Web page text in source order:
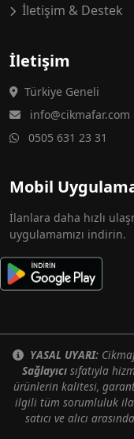
İletişim & Destek
İletişim
Türkiye Geneli
info@cikmafar.com
0505 631 23 31
Mobil
İlanlara daha hızlı
uygulamamızı indirin.
YASAL UYARI:
Sağlayıcısıfatıyla
ürünlerin kalitesi,
ilgili tüm sorumluluk
satıcı ve alıcı